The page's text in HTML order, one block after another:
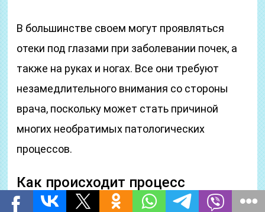
В большинстве своем могут проявляться
отеки под глазами при заболевании почек, а
также на руках и ногах. Все они требуют
незамедлительного внимания со стороны
врача, поскольку может стать причиной
многих необратимых патологических
процессов.
Как происходит процесс
отечности части тела